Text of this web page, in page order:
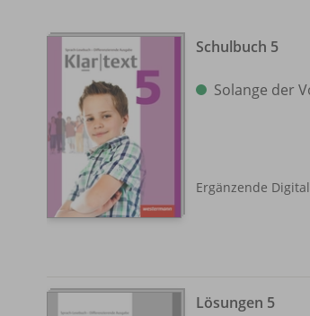
Schulbuch 5
Solange der
Ergänzende
Lösungen 5